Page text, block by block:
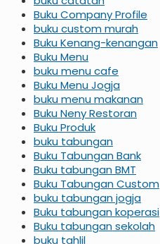
Buku Company Profile
buku custom murah
Buku Kenang-kenangan
Buku Menu
buku menu cafe
Buku Menu Jogja
buku menu makanan
Buku Neny Restoran
Buku Produk
buku tabungan
Buku Tabungan Bank
Buku tabungan BMT
Buku Tabungan Custom
buku tabungan jogja
Buku tabungan koperasi
Buku tabungan sekolah
buku tahlil